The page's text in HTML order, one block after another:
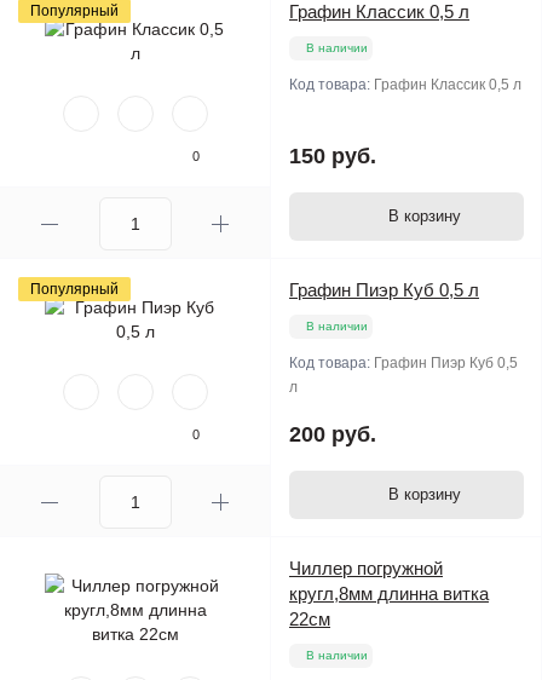
Популярный
0
Графин Классик 0,5 л
В наличии
Код товара: Графин Классик 0,5 л
150 руб.
В корзину
Популярный
0
Графин Пиэр Куб 0,5 л
В наличии
Код товара: Графин Пиэр Куб 0,5
л
200 руб.
В корзину
Чиллер погружной
кругл,8мм длинна витка
22см
В наличии